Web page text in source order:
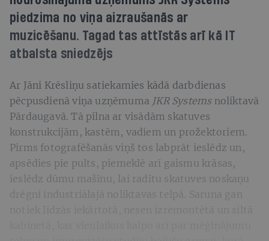
piedzima no viņa aizraušanās ar
muzicēšanu. Tagad tas attīstās arī kā IT
atbalsta sniedzējs
Ar Jāni Krēsliņu satiekamies kādā darbdienas
pēcpusdienā viņa uzņēmuma JKR Systems noliktavā
Pārdaugavā. Tā pilna ar visādām skatuves
konstrukcijām, kastēm, vadiem un prožektoriem.
Pirms fotografēšanās viņš tos labprāt ieslēdz un,
apsēdies pie pults, piemeklē arī gaismu krāsas,
ieslēdz dūmu mašīnu, lai radītu skatuves noskaņu
drēgni industriālajā noliktavas telpā. Saruna gan